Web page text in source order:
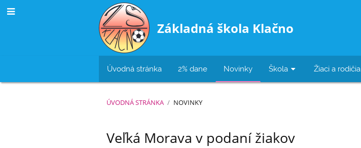
Základná škola Klačno
Úvodná stránka 2% dane Novinky Škola Žiaci a rodičia
ÚVODNÁ STRÁNKA / NOVINKY
Novinky
Veľká Morava v podaní žiakov